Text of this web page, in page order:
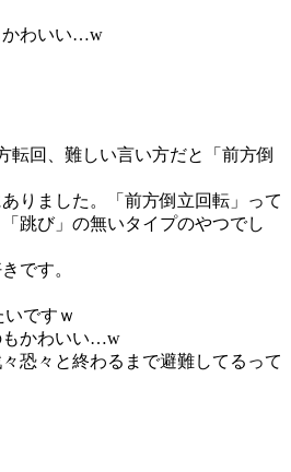
かわいい…w
転回、難しい言い方だと「前方倒
りました。「前方倒立回転」って
跳び」の無いタイプのやつでし
です。
ですｗ
もかわいい…w
恐々と終わるまで避難してるって